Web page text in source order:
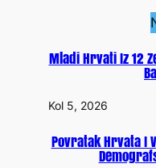
Mladi Hrvati Iz 12
Kol 5, 2026
Povratak Hrvata I